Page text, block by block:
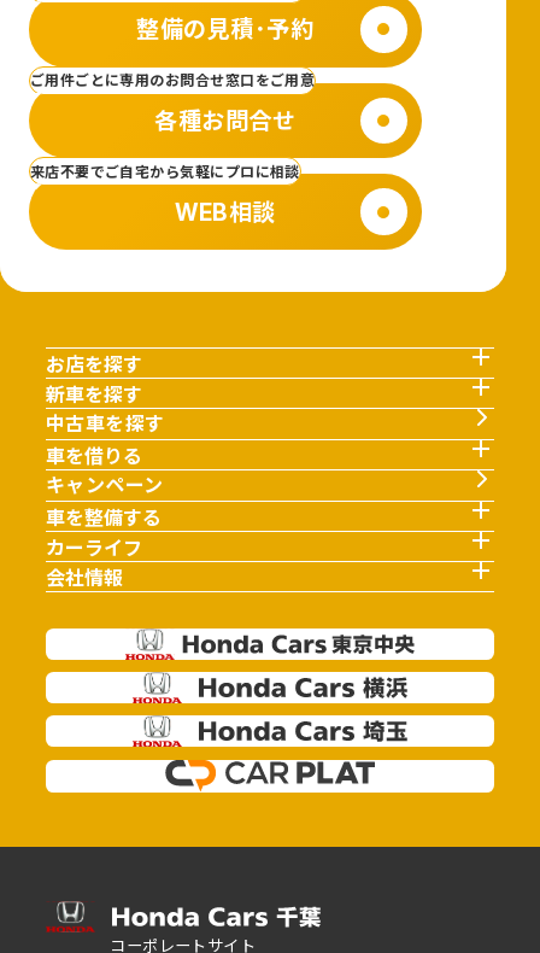
整備の見積･予約
ご用件ごとに専用のお問合せ窓口をご用意
各種お問合せ
来店不要でご自宅から気軽にプロに相談
WEB相談
お店を探す
新車を探す
中古車を探す
車を借りる
キャンペーン
車を整備する
カーライフ
会社情報
コーポレートサイト